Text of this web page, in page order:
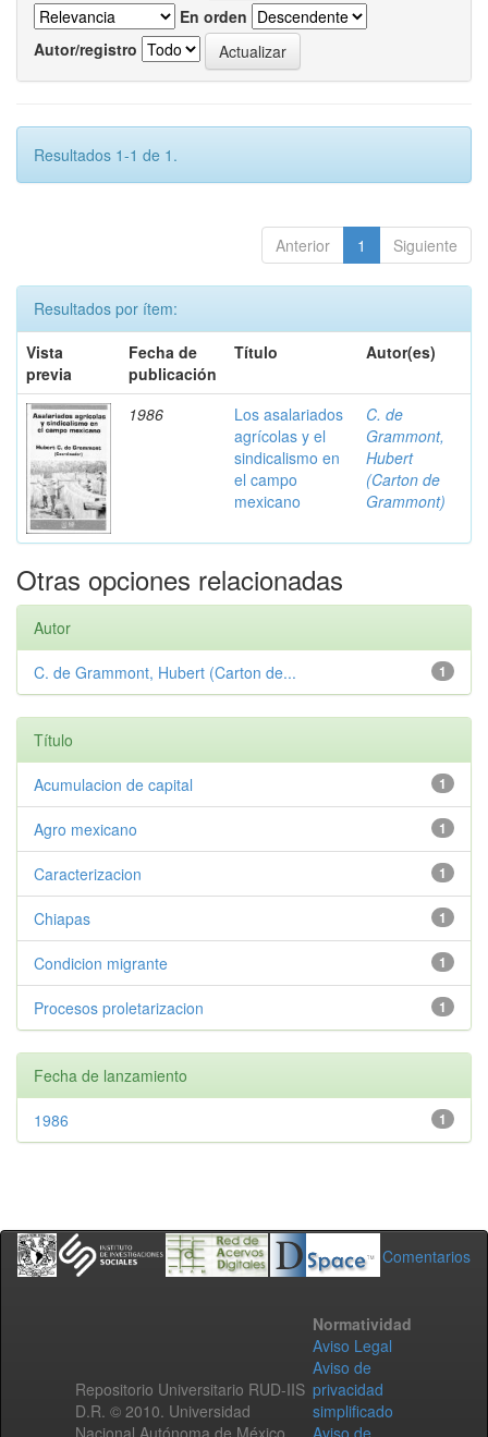
En orden
Autor/registro
Resultados 1-1 de 1.
Anterior 1 Siguiente
Resultados por ítem:
Vista
previa
Fecha de
publicación
Título Autor(es)
1986
Los asalariados
agrícolas y el
sindicalismo en
el campo
mexicano
C. de
Grammont,
Hubert
(Carton de
Grammont)
Otras opciones relacionadas
Autor
1
C. de Grammont, Hubert (Carton de...
Título
1
Acumulacion de capital
1
Agro mexicano
1
Caracterizacion
1
Chiapas
1
Condicion migrante
1
Procesos proletarizacion
Fecha de lanzamiento
1
1986
Comentarios
Repositorio Universitario RUD-IIS
D.R. © 2010. Universidad
Nacional Autónoma de México.
Normatividad
Aviso Legal
Aviso de
privacidad
simplificado
Aviso de